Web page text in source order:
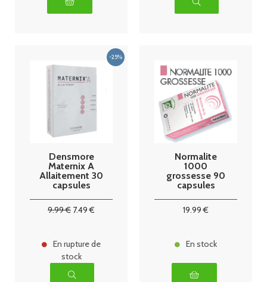
Densmore
Maternix A
Allaitement 30
capsules
9.99€ 7.49 €
En rupture de
stock
Normalite
1000
grossesse 90
capsules
19.99 €
En stock